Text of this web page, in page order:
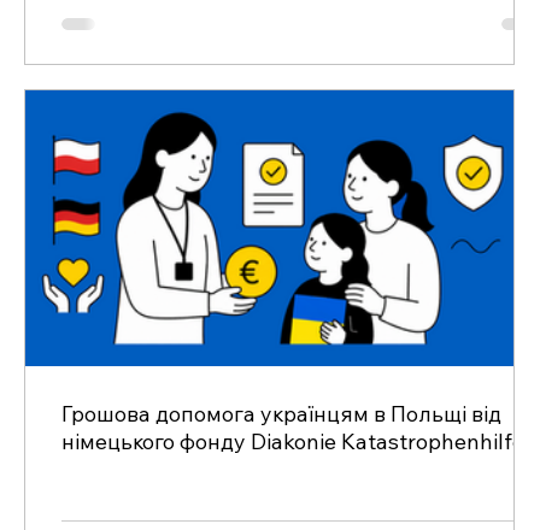
Грошова допомога українцям в Польщі від
німецького фонду Diakonie Katastrophenhilfe